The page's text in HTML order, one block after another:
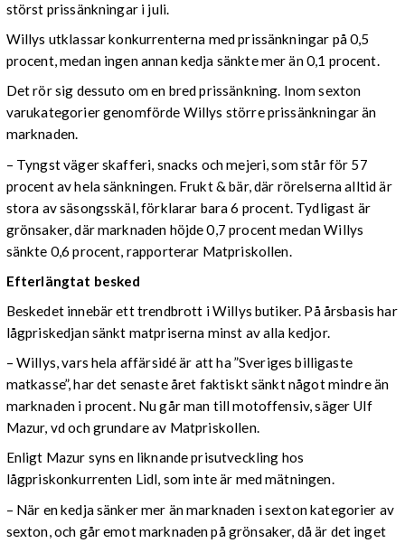
störst prissänkningar i juli.
Willys utklassar konkurrenterna med prissänkningar på 0,5
procent, medan ingen annan kedja sänkte mer än 0,1 procent.
Det rör sig dessuto om en bred prissänkning. Inom sexton
varukategorier genomförde Willys större prissänkningar än
marknaden.
– Tyngst väger skafferi, snacks och mejeri, som står för 57
procent av hela sänkningen. Frukt & bär, där rörelserna alltid är
stora av säsongsskäl, förklarar bara 6 procent. Tydligast är
grönsaker, där marknaden höjde 0,7 procent medan Willys
sänkte 0,6 procent, rapporterar Matpriskollen.
Efterlängtat besked
Beskedet innebär ett trendbrott i Willys butiker. På årsbasis har
lågpriskedjan sänkt matpriserna minst av alla kedjor.
– Willys, vars hela affärsidé är att ha ”Sveriges billigaste
matkasse”, har det senaste året faktiskt sänkt något mindre än
marknaden i procent. Nu går man till motoffensiv, säger Ulf
Mazur, vd och grundare av Matpriskollen.
Enligt Mazur syns en liknande prisutveckling hos
lågpriskonkurrenten Lidl, som inte är med mätningen.
– När en kedja sänker mer än marknaden i sexton kategorier av
sexton, och går emot marknaden på grönsaker, då är det inget